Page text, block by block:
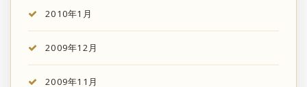
2010年1月
2009年12月
2009年11月